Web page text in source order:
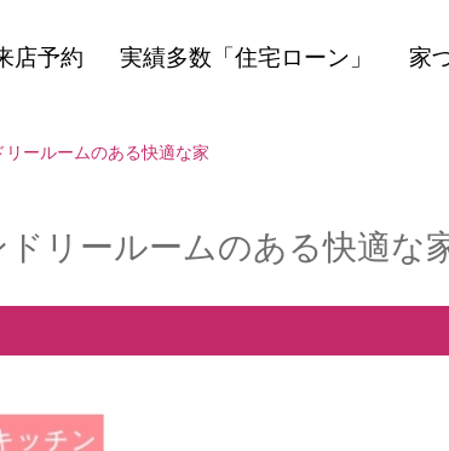
店予約 実績多数「住宅ローン」 家
ールームのある快適な家
リールームのある快適な